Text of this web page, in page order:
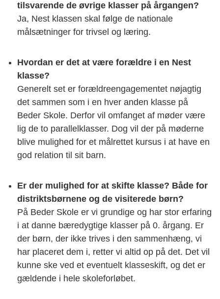
tilsvarende de øvrige klasser på årgangen?
Ja, Nest klassen skal følge de nationale
målsætninger for trivsel og læring.
Hvordan er det at være forældre i en Nest
klasse?
Generelt set er forældreengagementet nøjagtig
det sammen som i en hver anden klasse på
Beder Skole. Derfor vil omfanget af møder være
lig de to parallelklasser. Dog vil der på møderne
blive mulighed for et målrettet kursus i at have en
god relation til sit barn.
Er der mulighed for at skifte klasse? Både for
distriktsbørnene og de visiterede børn?
På Beder Skole er vi grundige og har stor erfaring
i at danne bæredygtige klasser på 0. årgang. Er
der børn, der ikke trives i den sammenhæng, vi
har placeret dem i, retter vi altid op på det. Det vil
kunne ske ved et eventuelt klasseskift, og det er
gældende i hele skoleforløbet.